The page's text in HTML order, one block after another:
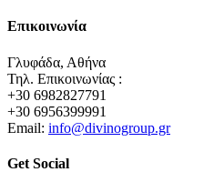
Επικοινωνία
Γλυφάδα, Αθήνα
Τηλ. Επικοινωνίας :
+30 6982827791
+30 6956399991
Email: info@divinogroup.gr
Get Social